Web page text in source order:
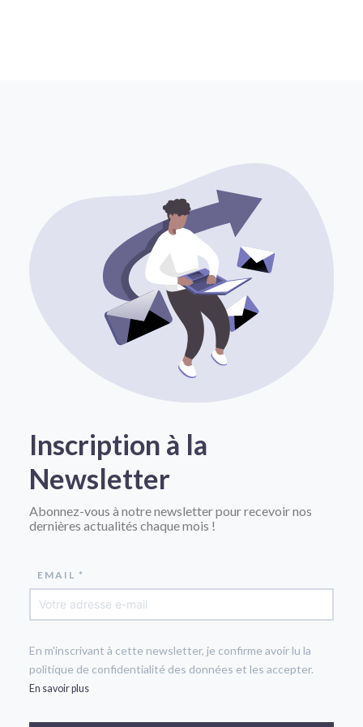
Inscription à la
Newsletter
Abonnez-vous à notre newsletter pour recevoir nos
dernières actualités chaque mois !
EMAIL *
En m'inscrivant à cette newsletter, je confirme avoir lu la
politique de confidentialité des données et les accepter.
En savoir plus